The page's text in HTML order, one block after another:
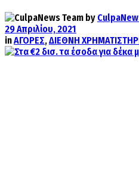
by
29 Απριλίου, 2021
inΑΓΟΡΕΣ,ΔΙΕΘΝΗ